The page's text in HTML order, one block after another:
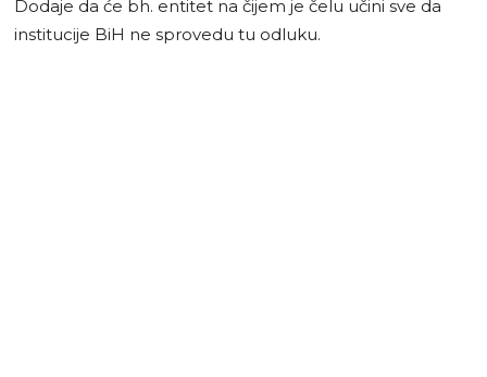
Dodaje da će bh. entitet na čijem je čelu učini sve da
institucije BiH ne sprovedu tu odluku.